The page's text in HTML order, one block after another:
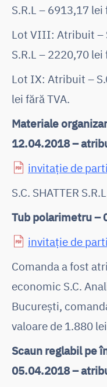
S.R.L – 6913,17 lei
Lot VIII: Atribuit –
S.R.L – 2220,70 lei
Lot IX: Atribuit –
lei fără TVA.
Materiale
12.04.2018 –
invitație de
S.C. SHATTER
Tub polarimetru –
invitație de
Comanda a fost
economic S.C.
București,
valoare de 1.880
Scaun reglabil pe
05.04.2018 –